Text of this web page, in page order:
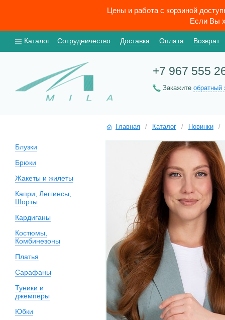
Цены и работа с корзиной
Если Вы
Каталог Сотрудничество Доставка Оплата Возврат
+7 967 555
Закажите обратный
Блузки
Брюки
Жакеты и жилеты
Капри, Леггинсы,
Шорты
Кардиганы
Костюмы,
Комбинезоны
Платья
Сарафаны
Туники и
джемперы
Юбки
Главная / Каталог / Новинки /